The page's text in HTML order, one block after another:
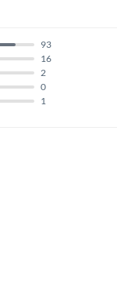
1
0
2
16
93